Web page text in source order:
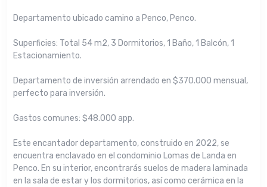
Departamento ubicado camino a Penco, Penco.
Superficies: Total 54 m2, 3 Dormitorios, 1 Baño, 1 Balcón, 1
Estacionamiento.
Departamento de inversión arrendado en $370.000 mensual,
perfecto para inversión.
Gastos comunes: $48.000 app.
Este encantador departamento, construido en 2022, se
encuentra enclavado en el condominio Lomas de Landa en
Penco. En su interior, encontrarás suelos de madera laminada
en la sala de estar y los dormitorios, así como cerámica en la